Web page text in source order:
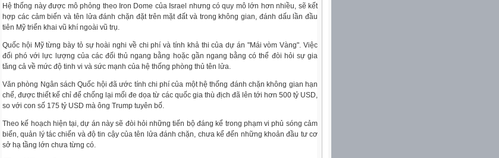
Hệ thống này được mô phỏng theo Iron Dome của Israel nhưng có quy mô lớn hơn nhiều, sẽ kết
hợp các cảm biến và tên lửa đánh chặn đặt trên mặt đất và trong không gian, đánh dấu lần đầu
tiên Mỹ triển khai vũ khí ngoài vũ trụ.
Quốc hội Mỹ từng bày tỏ sự hoài nghi về chi phí và tính khả thi của dự án "Mái vòm Vàng". Việc
đối phó với lực lượng của các đối thủ ngang bằng hoặc gần ngang bằng có thể đòi hỏi sự gia
tăng cả về mức độ tinh vi và sức mạnh của hệ thống phòng thủ tên lửa.
Văn phòng Ngân sách Quốc hội đã ước tính chi phí của một hệ thống đánh chặn không gian hạn
chế, được thiết kế chỉ để chống lại mối đe dọa từ các quốc gia thù địch đã lên tới hơn 500 tỷ USD,
so với con số 175 tỷ USD mà ông Trump tuyên bố.
Theo kế hoạch hiện tại, dự án này sẽ đòi hỏi những tiến bộ đáng kể trong phạm vi phủ sóng cảm
biến, quản lý tác chiến và độ tin cậy của tên lửa đánh chặn, chưa kể đến những khoản đầu tư cơ
sở hạ tầng lớn chưa từng có.